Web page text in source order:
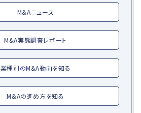
M&Aニュース
M&A実態調査レポート
業種別のM&A動向を知る
M&Aの進め方を知る